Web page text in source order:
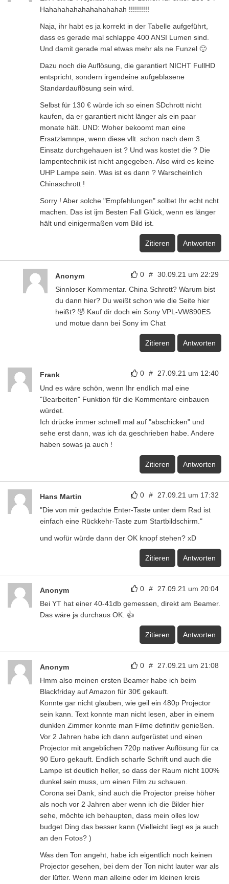
Hahahahahahahahahahah !!!!!!!!!!
Naja, ihr habt es ja korrekt in der Tabelle aufgeführt,
dass es gerade mal schlappe 400 ANSI Lumen sind.
Und damit gerade mal etwas mehr als ne Funzel 🙂
Dazu noch die Auflösung, die garantiert NICHT FullHD
entspricht, sondern irgendeine aufgeblasene
Standardauflösung sein wird.
Selbst für 130 € würde ich so einen SDchrott nicht
kaufen, da er garantiert nicht länger als ein paar
monate hält. UND: Woher bekoomt man eine
Ersatzlamnpe, wenn diese vllt. schon nach dem 3.
Einsatz durchgehauen ist ? Und was kostet die ? Die
lampentechnik ist nicht angegeben. Also wird es keine
UHP Lampe sein. Was ist es dann ? Warscheinlich
Chinaschrott !
Sorry ! Aber solche "Empfehlungen" solltet Ihr echt ncht
machen. Das ist ijm Besten Fall Glück, wenn es länger
hält und einigermaßen vom Bild ist.
Zitieren Antworten
0 # 30.09.21 um 22:29
Anonym
Sinnloser Kommentar. China Schrott? Warum bist
du dann hier? Du weißt schon wie die Seite hier
heißt? 🤣 Kauf dir doch ein Sony VPL-VW890ES
und motue dann bei Sony im Chat
Zitieren Antworten
0 # 27.09.21 um 12:40
Frank
Und es wäre schön, wenn Ihr endlich mal eine
"Bearbeiten" Funktion für die Kommentare einbauen
würdet.
Ich drücke immer schnell mal auf "abschicken" und
sehe erst dann, was ich da geschrieben habe. Andere
haben sowas ja auch !
Zitieren Antworten
0 # 27.09.21 um 17:32
Hans Martin
"Die von mir gedachte Enter-Taste unter dem Rad ist
einfach eine Rückkehr-Taste zum Startbildschirm."
und wofür würde dann der OK knopf stehen? xD
Zitieren Antworten
0 # 27.09.21 um 20:04
Anonym
Bei YT hat einer 40-41db gemessen, direkt am Beamer.
Das wäre ja durchaus OK. 👍
Zitieren Antworten
0 # 27.09.21 um 21:08
Anonym
Hmm also meinen ersten Beamer habe ich beim
Blackfriday auf Amazon für 30€ gekauft.
Konnte gar nicht glauben, wie geil ein 480p Projector
sein kann. Text konnte man nicht lesen, aber in einem
dunklen Zimmer konnte man Filme definitiv genießen.
Vor 2 Jahren habe ich dann aufgerüstet und einen
Projector mit angeblichen 720p nativer Auflösung für ca
90 Euro gekauft. Endlich scharfe Schrift und auch die
Lampe ist deutlich heller, so dass der Raum nicht 100%
dunkel sein muss, um einen Film zu schauen.
Corona sei Dank, sind auch die Projector preise höher
als noch vor 2 Jahren aber wenn ich die Bilder hier
sehe, möchte ich behaupten, dass mein olles low
budget Ding das besser kann.(Vielleicht liegt es ja auch
an den Fotos? )
Was den Ton angeht, habe ich eigentlich noch keinen
Projector gesehen, bei dem der Ton nicht lauter war als
der lüfter. Wenn man alleine oder im kleinen kreis